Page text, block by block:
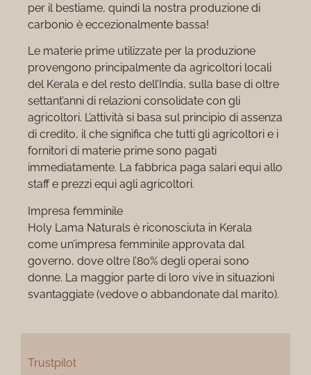
per il bestiame, quindi la nostra produzione di
carbonio è eccezionalmente bassa!
Le materie prime utilizzate per la produzione
provengono principalmente da agricoltori locali
del Kerala e del resto dell’India, sulla base di oltre
settant’anni di relazioni consolidate con gli
agricoltori. L’attività si basa sul principio di assenza
di credito, il che significa che tutti gli agricoltori e i
fornitori di materie prime sono pagati
immediatamente. La fabbrica paga salari equi allo
staff e prezzi equi agli agricoltori.
Impresa femminile
Holy Lama Naturals è riconosciuta in Kerala
come un’impresa femminile approvata dal
governo, dove oltre l’80% degli operai sono
donne. La maggior parte di loro vive in situazioni
svantaggiate (vedove o abbandonate dal marito).
Trustpilot